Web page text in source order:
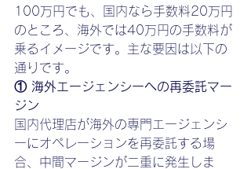
100万円でも、国内なら手数料20万円
のところ、海外では40万円の手数料が
乗るイメージです。主な要因は以下の
通りです。
① 海外エージェンシーへの再委託マー
ジン
国内代理店が海外の専門エージェンシ
ーにオペレーションを再委託する場
合、中間マージンが二重に発生しま